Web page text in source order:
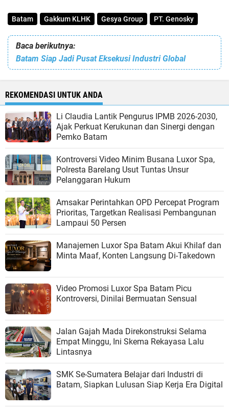
Batam Gakkum KLHK Gesya Group PT. Genosky
Baca berikutnya:
Batam Siap Jadi Pusat Eksekusi Industri Global
REKOMENDASI UNTUK ANDA
Li Claudia Lantik Pengurus IPMB 2026-2030,
Ajak Perkuat Kerukunan dan Sinergi dengan
Pemko Batam
Kontroversi Video Minim Busana Luxor Spa,
Polresta Barelang Usut Tuntas Unsur
Pelanggaran Hukum
Amsakar Perintahkan OPD Percepat Program
Prioritas, Targetkan Realisasi Pembangunan
Lampaui 50 Persen
Manajemen Luxor Spa Batam Akui Khilaf dan
Minta Maaf, Konten Langsung Di-Takedown
Video Promosi Luxor Spa Batam Picu
Kontroversi, Dinilai Bermuatan Sensual
Jalan Gajah Mada Direkonstruksi Selama
Empat Minggu, Ini Skema Rekayasa Lalu
Lintasnya
SMK Se-Sumatera Belajar dari Industri di
Batam, Siapkan Lulusan Siap Kerja Era Digital